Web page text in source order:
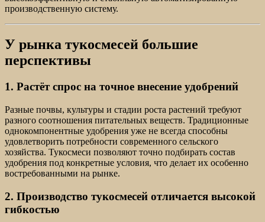
производственную систему.
У рынка тукосмесей большие
перспективы
1. Растёт спрос на точное внесение удобрений
Разные почвы, культуры и стадии роста растений требуют
разного соотношения питательных веществ. Традиционные
однокомпонентные удобрения уже не всегда способны
удовлетворить потребности современного сельского
хозяйства. Тукосмеси позволяют точно подбирать состав
удобрения под конкретные условия, что делает их особенно
востребованными на рынке.
2. Производство тукосмесей отличается высокой
гибкостью